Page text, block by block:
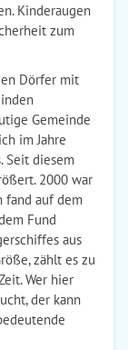
Kinderaugen
zum
Dörfer mit
Gemeinde
im Jahre
Seit diesem
2000 war
fand auf dem
Fund
aus
zählt es zu
Wer hier
der kann